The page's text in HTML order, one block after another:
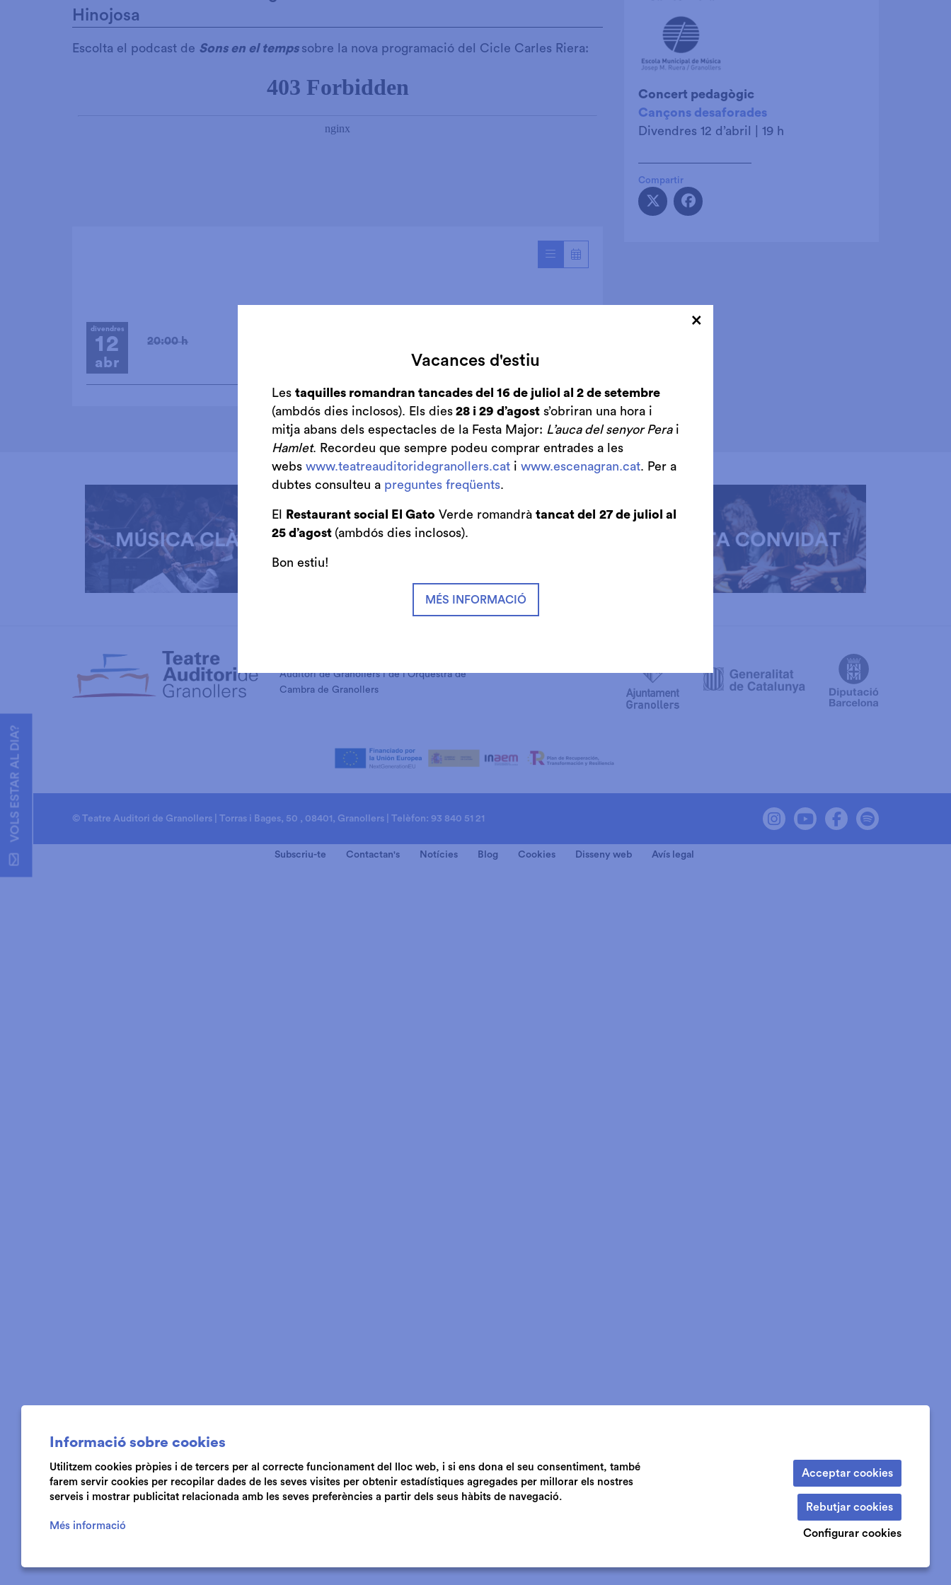
VOLS ESTAR AL DIA?
Concert pedagògic
Cançons desaforades
Divendres 12 d’abril | 19 h
Compartir
Hinojosa
Escolta el podcast de Sons en el temps sobre la nova programació del Cicle Carles Riera:
divendres
12
abr
20:00 h
10 €
Auditori de Granollers i de l’Orquestra de
Cambra de Granollers
© Teatre Auditori de Granollers | Torras i Bages, 50 , 08401, Granollers | Telèfon: 93 840 51 21 Link a instagram
Link a youtube
Link a facebook
Link a
Subscriu-te Contactan's Notícies Blog Cookies Disseny web Avís legal
Vacances d'estiu
Les taquilles romandran tancades del 16 de juliol al 2 de setembre
(ambdós dies inclosos). Els dies 28 i 29 d’agost s’obriran una hora i
mitja abans dels espectacles de la Festa Major: L’auca del senyor Perai
Hamlet. Recordeu que sempre podeu comprar entrades a les
webs www.teatreauditoridegranollers.cat i www.escenagran.cat. Per a
dubtes consulteu a preguntes freqüents.
El Restaurant social El Gato Verde romandrà tancat del 27 de juliol al
25 d’agost (ambdós dies inclosos).
Bon estiu!
MÉS INFORMACIÓ
×
Informació sobre cookies
Utilitzem cookies pròpies i de tercers per al correcte funcionament del lloc web, i si ens dona el seu consentiment, també
farem servir cookies per recopilar dades de les seves visites per obtenir estadístiques agregades per millorar els nostres
serveis i mostrar publicitat relacionada amb les seves preferències a partir dels seus hàbits de navegació.
Més informació
Acceptar cookies
Rebutjar cookies
Configurar cookies